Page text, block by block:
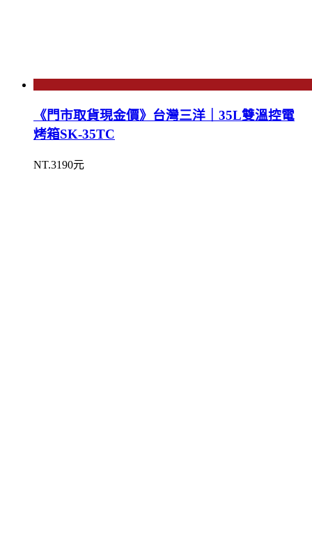
《門市取貨現金價》台灣三洋｜35L雙溫控電
烤箱SK-35TC
NT.3190元